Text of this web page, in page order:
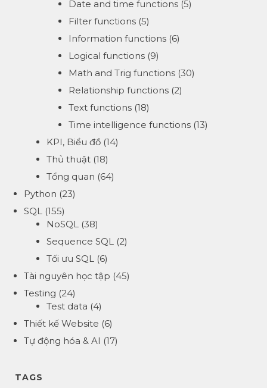
Date and time functions (5)
Filter functions (5)
Information functions (6)
Logical functions (9)
Math and Trig functions (30)
Relationship functions (2)
Text functions (18)
Time intelligence functions (13)
KPI, Biểu đồ(14)
Thủ thuật(18)
Tổng quan (64)
Python (23)
SQL (155)
NoSQL(38)
Sequence SQL(2)
Tối ưu SQL(6)
Tài nguyên học tập (45)
Testing (24)
Test data (4)
Thiết kế Website (6)
Tự động hóa & AI (17)
TAGS